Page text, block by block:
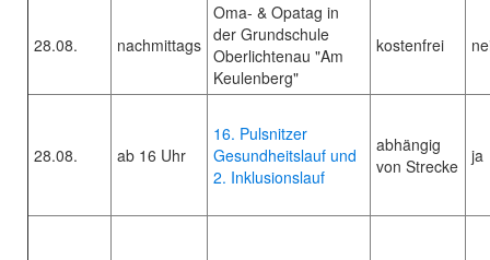
28.08. nachmittags
Oma- & Opatag in
der Grundschule
Oberlichtenau "Am
Keulenberg"
kostenfrei
28.08. ab 16 Uhr
16. Pulsnitzer
Gesundheitslauf und
2. Inklusionslauf
abhängig
von Strecke ja